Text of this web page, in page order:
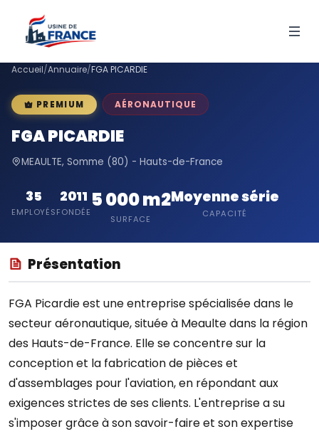
Accueil/Annuaire/FGA PICARDIE
PREMIUM AÉRONAUTIQUE
FGA PICARDIE
MEAULTE, Somme (80) - Hauts-de-France
35
EMPLOYÉS
2011
FONDÉE
5 000 m2
SURFACE
Moyenne série
CAPACITÉ
Présentation
FGA Picardie est une entreprise spécialisée dans le
secteur aéronautique, située à Meaulte dans la région
des Hauts-de-France. Elle se concentre sur la
conception et la fabrication de pièces et
d'assemblages pour l'aviation, en répondant aux
exigences strictes de ses clients. L'entreprise a su
s'imposer grâce à son savoir-faire et son expertise